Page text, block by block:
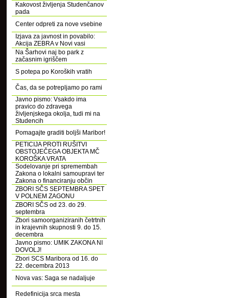
Kakovost življenja Studenčanov
pada
Center odpreti za nove vsebine
Izjava za javnost in povabilo:
Akcija ZEBRA v Novi vasi
Na Šarhovi naj bo park z
začasnim igriščem
S potepa po Koroških vratih
Čas, da se potrepljamo po rami
Javno pismo: Vsakdo ima
pravico do zdravega
življenjskega okolja, tudi mi na
Studencih
Pomagajte graditi boljši Maribor!
PETICIJA PROTI RUŠITVI
OBSTOJEČEGA OBJEKTA MČ
KOROŠKA VRATA
Sodelovanje pri spremembah
Zakona o lokalni samoupravi ter
Zakona o financiranju občin
ZBORI SČS SEPTEMBRA SPET
V POLNEM ZAGONU
ZBORI SČS od 23. do 29.
septembra
Zbori samoorganiziranih četrtnih
in krajevnih skupnosti 9. do 15.
decembra
Javno pismo: UMIK ZAKONA NI
DOVOLJ!
Zbori SCS Maribora od 16. do
22. decembra 2013
Nova vas: Saga se nadaljuje
Redefinicija srca mesta